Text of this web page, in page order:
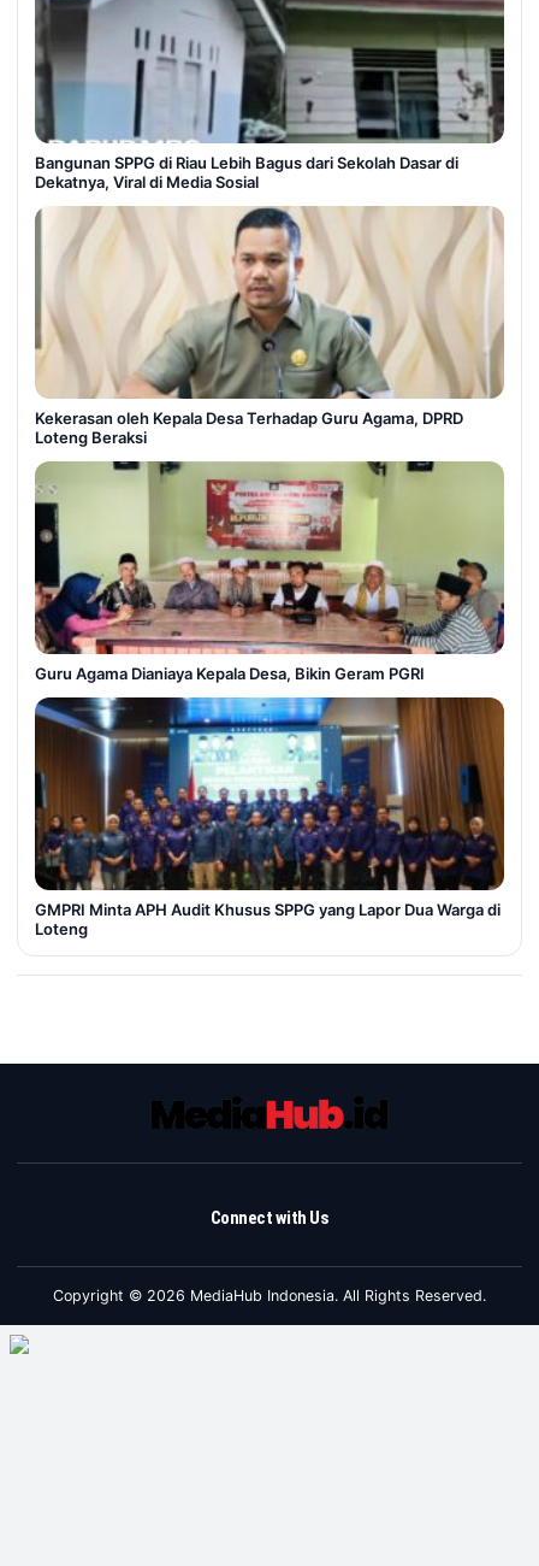
Bangunan SPPG di Riau Lebih Bagus dari Sekolah Dasar di
Dekatnya, Viral di Media Sosial
Kekerasan oleh Kepala Desa Terhadap Guru Agama, DPRD
Loteng Beraksi
Guru Agama Dianiaya Kepala Desa, Bikin Geram PGRI
GMPRI Minta APH Audit Khusus SPPG yang Lapor Dua Warga di
Loteng
Connect with Us
Copyright © 2026 MediaHub Indonesia. All Rights Reserved.